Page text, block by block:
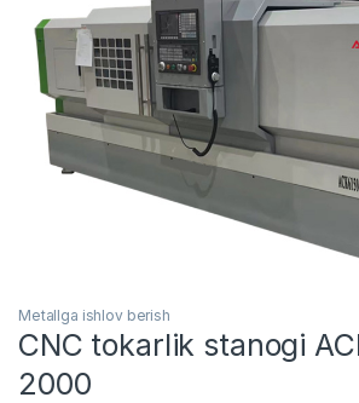
Metallga ishlov berish
CNC tokarlik stanogi
2000